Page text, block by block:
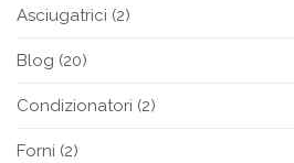
Asciugatrici (2)
Blog (20)
Condizionatori (2)
Forni (2)